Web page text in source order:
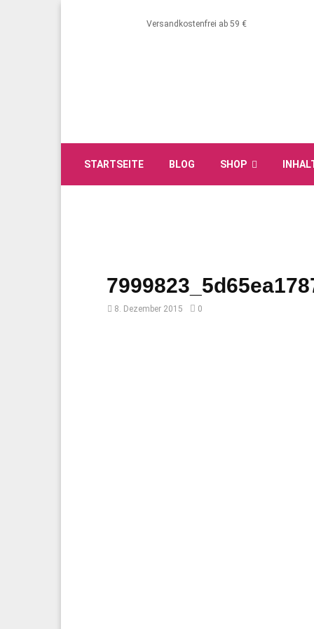
Versandkostenfrei ab 59 €
STARTSEITE BLOG SHOP
8. Dezember 2015 0